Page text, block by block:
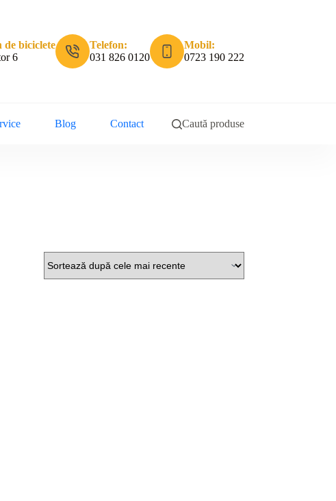
biciclete
6
Telefon:
031 826 0120
Mobil:
0723 190 222
Blog Contact Caută produse